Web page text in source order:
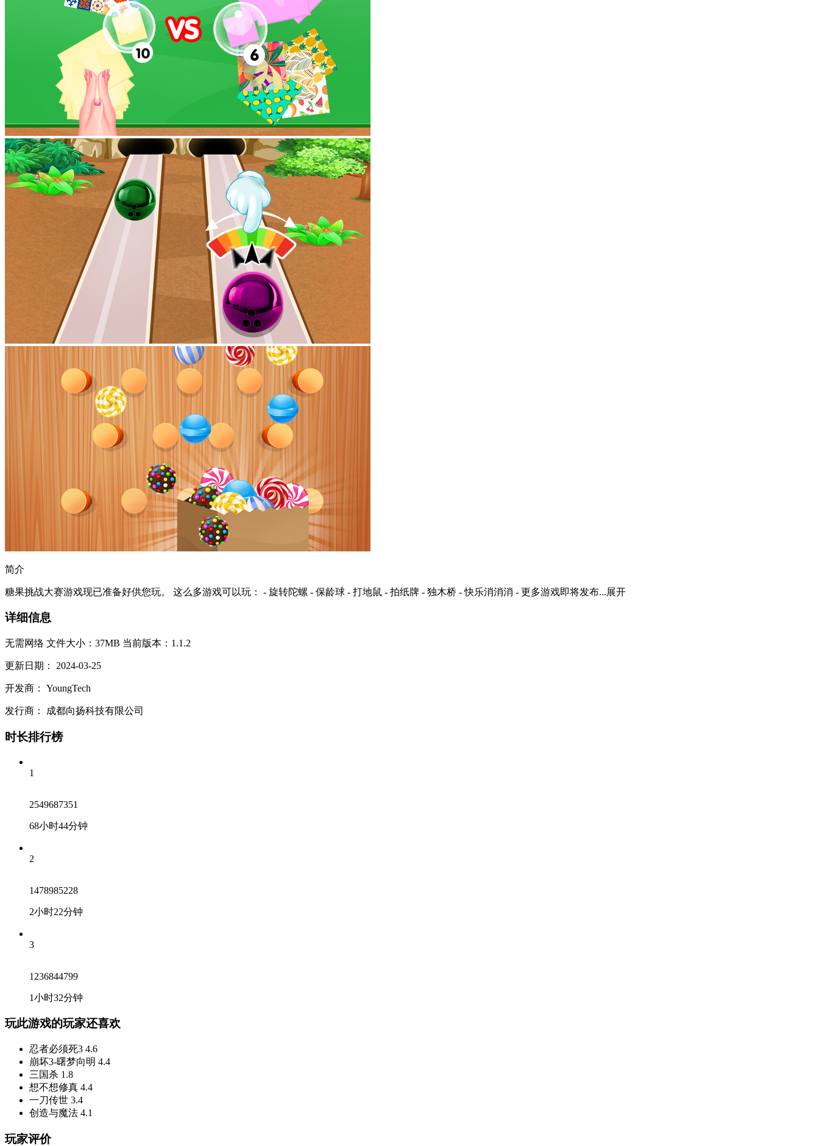
简介
糖果挑战大赛游戏现已准备好供您玩。 这么多游戏可以玩： - 旋转陀螺 - 保龄球 - 打地鼠 - 拍纸牌 - 独木桥 - 快乐消消消 - 更多游戏即将发布...展开
详细信息
无需网络 文件大小：37MB 当前版本：1.1.2
更新日期： 2024-03-25
开发商： YoungTech
发行商： 成都向扬科技有限公司
时长排行榜
1
2549687351
68小时44分钟
2
1478985228
2小时22分钟
3
1236844799
1小时32分钟
玩此游戏的玩家还喜欢
忍者必须死3 4.6
崩坏3-曙梦向明 4.4
三国杀 1.8
想不想修真 4.4
一刀传世 3.4
创造与魔法 4.1
玩家评价